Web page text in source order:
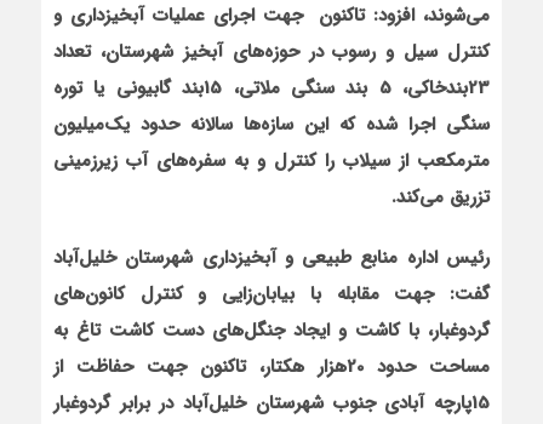
ميشوند، افزود:تاکنون جهت اجرای عملیات آبخیزداری و
کنترل سیل و رسوب در حوزه‌های آبخیز شهرستان، تعداد
23بندخاکی، 5 بند سنگی ملاتی، 15بند گابیونی یا توره
سنگی اجرا شده که این سازه‌ها سالانه حدود یک‌میلیون
مترمکعب از سیلاب را کنترل و به سفره‌های آب زیرزمینی
تزریق می‌کند.
رئيس اداره منابع طبيعي و آبخيزداري شهرستان خليلآباد
گفت: جهت مقابله با بیابان‌زایی و کنترل کانون‌های
گردوغبار، با کاشت و ایجاد جنگل‌های دست کاشت تاغ به
مساحت حدود 20هزار هکتار، تاکنون جهت حفاظت از
15پارچه آبادی جنوب شهرستان خلیل‌آباد در برابر گردوغبار